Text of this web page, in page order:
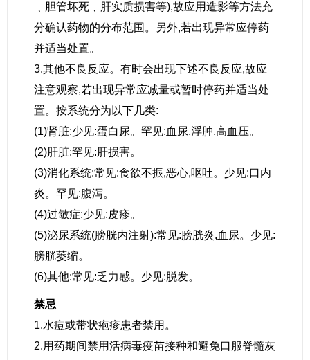
﹑胆管坏死﹑肝实质损害等),故应用造影等方法充
分确认药物的分布范围。另外,若出现异常应停药
并适当处置。
3.其他不良反应。有时会出现下述不良反应,故应
注意观察,若出现异常应减量或暂时停药并适当处
置。按系统分为以下几类:
(1)肾脏:少见:蛋白尿。罕见:血尿,浮肿,高血压。
(2)肝脏:罕见:肝损害。
(3)消化系统:常见:食欲不振,恶心,呕吐。少见:口内
炎。罕见:腹泻。
(4)过敏症:少见:皮疹。
(5)泌尿系统(膀胱内注射):常见:膀胱炎,血尿。少见:
膀胱萎缩。
(6)其他:常见:乏力感。少见:脱发。
禁忌
1.水痘或带状疱疹患者禁用。
2.用药期间禁用活病毒疫苗接种和避免口服脊髓灰